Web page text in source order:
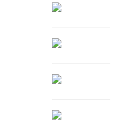
ब्रांड स्टेटमेंट में
हम पर्यावरण के